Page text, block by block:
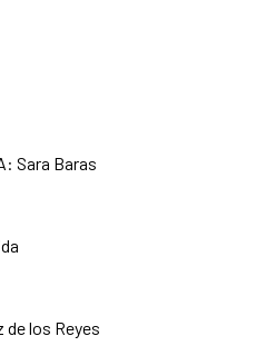
Sara Baras
de los Reyes